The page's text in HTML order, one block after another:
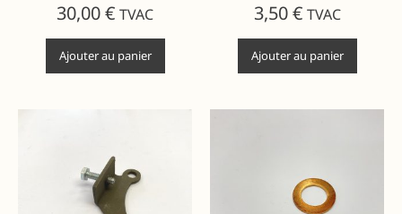
30,00€ TVAC
Ajouter au panier
3,50€ TVAC
Ajouter au panier